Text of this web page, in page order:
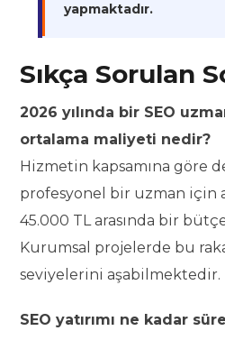
yapmaktadır.
Sıkça Sorulan
2026 yılında bir SEO
ortalama maliyeti nedir?
Hizmetin kapsamına göre
profesyonel bir uzman için
45.000 TL arasında bir bütçe
Kurumsal projelerde bu
seviyelerini aşabilmektedir.
SEO yatırımı ne kadar